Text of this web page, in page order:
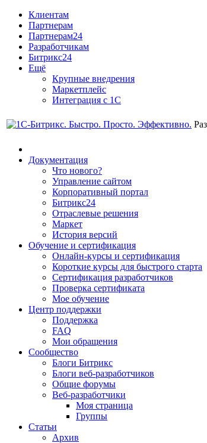
Клиентам
Партнерам
Партнерам24
Разработчикам
Битрикс24
Ещё
Крупные внедрения
Маркетплейс
Интеграция с 1С
Документация
Что нового?
Управление сайтом
Корпоративный портал
Битрикс24
Отраслевые решения
Маркет
История версий
Обучение и сертификация
Онлайн-курсы и сертификация
Короткие курсы для быстрого старта
Сертификация разработчиков
Проверка сертификата
Мое обучение
Центр поддержки
Поддержка
FAQ
Мои обращения
Сообщество
Блоги Битрикс
Блоги веб-разработчиков
Общие форумы
Веб-разработчики
Моя страница
Группы
Статьи
Архив